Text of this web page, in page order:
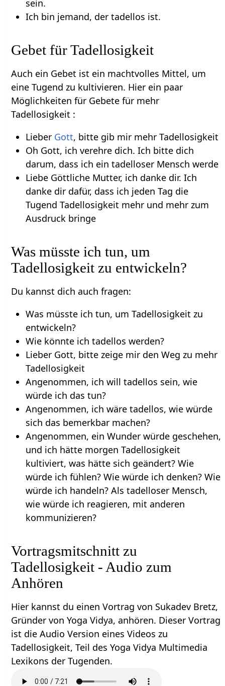
sein.
Ich bin jemand, der tadellos ist.
Gebet für Tadellosigkeit
Auch ein Gebet ist ein machtvolles Mittel, um
eine Tugend zu kultivieren. Hier ein paar
Möglichkeiten für Gebete für mehr
Tadellosigkeit :
Lieber Gott, bitte gib mir mehr Tadellosigkeit
Oh Gott, ich verehre dich. Ich bitte dich
darum, dass ich ein tadelloser Mensch werde
Liebe Göttliche Mutter, ich danke dir. Ich
danke dir dafür, dass ich jeden Tag die
Tugend Tadellosigkeit mehr und mehr zum
Ausdruck bringe
Was müsste ich tun, um
Tadellosigkeit zu entwickeln?
Du kannst dich auch fragen:
Was müsste ich tun, um Tadellosigkeit zu
entwickeln?
Wie könnte ich tadellos werden?
Lieber Gott, bitte zeige mir den Weg zu mehr
Tadellosigkeit
Angenommen, ich will tadellos sein, wie
würde ich das tun?
Angenommen, ich wäre tadellos, wie würde
sich das bemerkbar machen?
Angenommen, ein Wunder würde geschehen,
und ich hätte morgen Tadellosigkeit
kultiviert, was hätte sich geändert? Wie
würde ich fühlen? Wie würde ich denken? Wie
würde ich handeln? Als tadelloser Mensch,
wie würde ich reagieren, mit anderen
kommunizieren?
Vortragsmitschnitt zu
Tadellosigkeit - Audio zum
Anhören
Hier kannst du einen Vortrag von Sukadev Bretz,
Gründer von Yoga Vidya, anhören. Dieser Vortrag
ist die Audio Version eines Videos zu
Tadellosigkeit, Teil des Yoga Vidya Multimedia
Lexikons der Tugenden.